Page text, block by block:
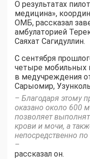
О результатах
медицина»,
ОМБ, рассказал
амбулаторией
Саяхат Сагидуллин.
С сентября
четыре мобильных
в медучреждения
Сарыомир,
– Благодаря этому
оказано около 600
позволяет
крови и мочи, а
непосредственно
–
рассказал он.